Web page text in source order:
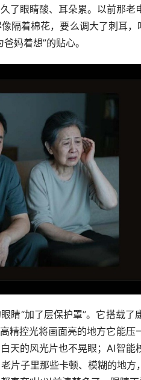
了眼睛酸、耳朵累。以前那
隔着棉花，要么调大了刺耳
妈着想”的贴心。
睛“加了层保护罩”。它搭载
精控光将画面亮的地方它能
天的风光片也不晃眼；AI智
片子里那些卡顿、模糊的地